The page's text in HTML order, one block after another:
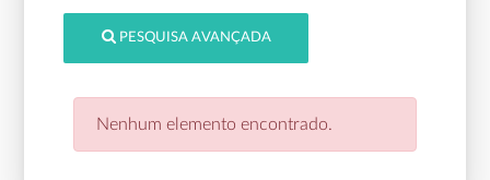
PESQUISA AVANÇADA
Nenhum elemento encontrado.